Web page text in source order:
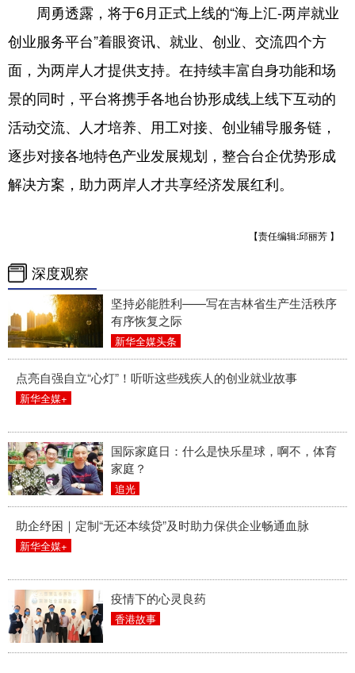
周勇透露，将于6月正式上线的“海上汇-两岸就业
创业服务平台”着眼资讯、就业、创业、交流四个方
面，为两岸人才提供支持。在持续丰富自身功能和场
景的同时，平台将携手各地台协形成线上线下互动的
活动交流、人才培养、用工对接、创业辅导服务链，
逐步对接各地特色产业发展规划，整合台企优势形成
解决方案，助力两岸人才共享经济发展红利。
【责任编辑:邱丽芳 】
深度观察
坚持必能胜利——写在吉林省生产生活秩序
有序恢复之际
新华全媒头条
点亮自强自立“心灯”！听听这些残疾人的创业就业故事
新华全媒+
国际家庭日：什么是快乐星球，啊不，体育
家庭？
追光
助企纾困｜定制“无还本续贷”及时助力保供企业畅通血脉
新华全媒+
疫情下的心灵良药
香港故事